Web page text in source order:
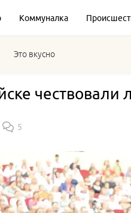
Коммуналка
Это вкусно
5